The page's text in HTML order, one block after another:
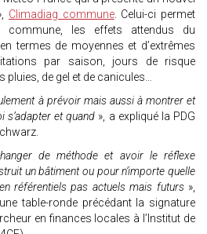
Climadiag commune. Celui-ci permet
commune, les effets attendus du
termes de moyennes et d’extrêmes
par saison, jours de risque
pluies, de gel et de canicules…
à prévoir mais aussi à montrer et
s’adapter et quand », a expliqué la PDG
de méthode et avoir le réflexe
un bâtiment ou pour n’importe quelle
référentiels pas actuels mais futurs»,
table-ronde précédant la signature
en finances locales à l’Institut de